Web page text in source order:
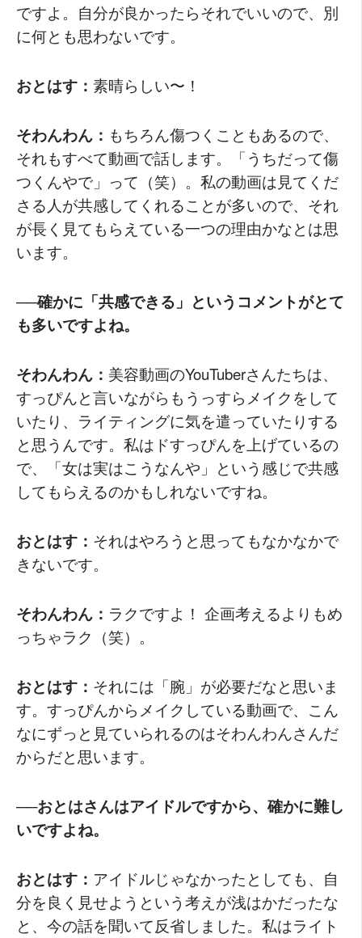
ですよ。自分が良かったらそれでいいので、別
に何とも思わないです。
おとはす： 素晴らしい〜！
そわんわん： もちろん傷つくこともあるので、
それもすべて動画で話します。「うちだって傷
つくんやで」って（笑）。私の動画は見てくだ
さる人が共感してくれることが多いので、それ
が長く見てもらえている一つの理由かなとは思
います。
──確かに「共感できる」というコメントがとて
も多いですよね。
そわんわん： 美容動画のYouTuberさんたちは、
すっぴんと言いながらもうっすらメイクをして
いたり、ライティングに気を遣っていたりする
と思うんです。私はドすっぴんを上げているの
で、「女は実はこうなんや」という感じで共感
してもらえるのかもしれないですね。
おとはす： それはやろうと思ってもなかなかで
きないです。
そわんわん： ラクですよ！ 企画考えるよりもめ
っちゃラク（笑）。
おとはす： それには「腕」が必要だなと思いま
す。すっぴんからメイクしている動画で、こん
なにずっと見ていられるのはそわんわんさんだ
からだと思います。
──おとはさんはアイドルですから、確かに難し
いですよね。
おとはす： アイドルじゃなかったとしても、自
分を良く見せようという考えが浅はかだったな
と、今の話を聞いて反省しました。私はライト